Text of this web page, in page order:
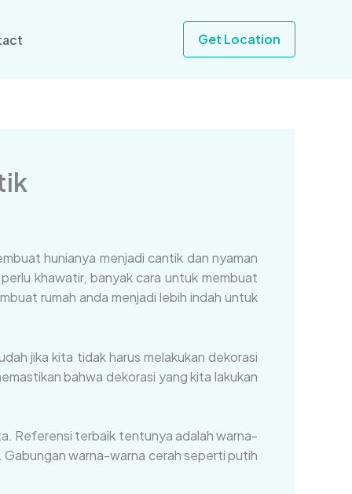
Get Location
hunianya menjadi cantik dan nyaman
khawatir, banyak cara untuk membuat
rumah anda menjadi lebih indah untuk
jika kita tidak harus melakukan dekorasi
bahwa dekorasi yang kita lakukan
Referensi terbaik tentunya adalah warna-
Gabungan warna-warna cerah seperti putih